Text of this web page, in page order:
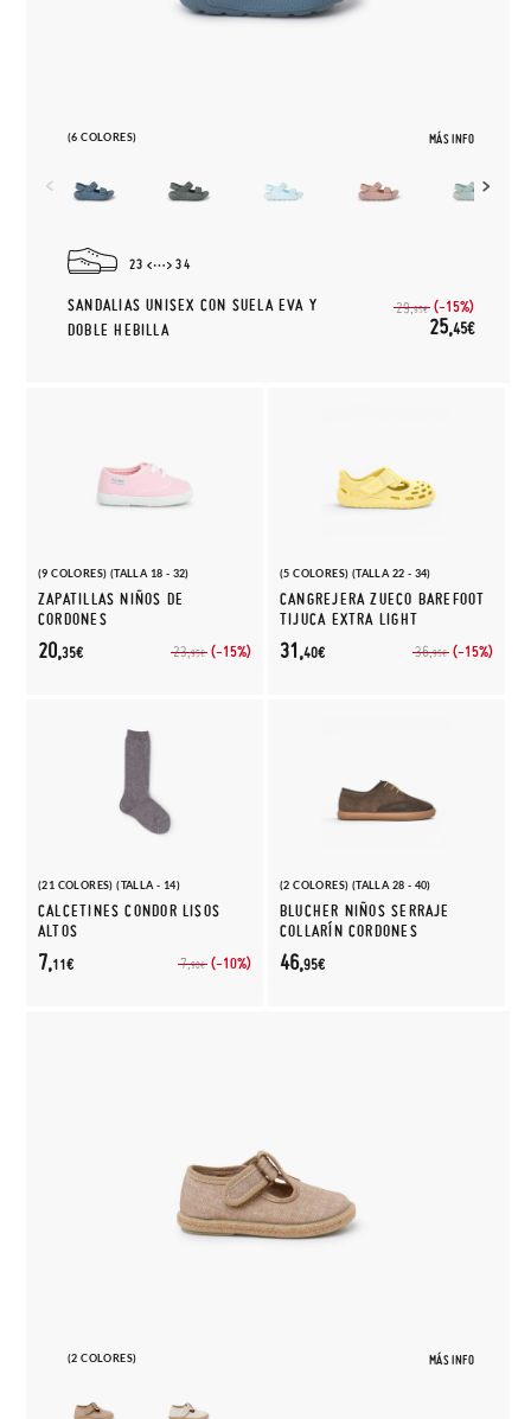
(6 COLORES) MÁS INFO
23 34
SANDALIAS UNISEX CON SUELA EVA Y
DOBLE HEBILLA
29,95€ (-15%)
25,45€
(9 COLORES) (TALLA 18 - 32)
ZAPATILLAS NIÑOS DE
CORDONES
23,95€ (-15%)
20,35€
(5 COLORES) (TALLA 22 - 34)
CANGREJERA ZUECO BAREFOOT
TIJUCA EXTRA LIGHT
36,95€ (-15%)
31,40€
(21 COLORES) (TALLA - 14)
CALCETINES CONDOR LISOS
ALTOS
7,90€ (-10%)
7,11€
(2 COLORES) (TALLA 28 - 40)
BLUCHER NIÑOS SERRAJE
COLLARÍN CORDONES
46,95€
(2 COLORES) MÁS INFO